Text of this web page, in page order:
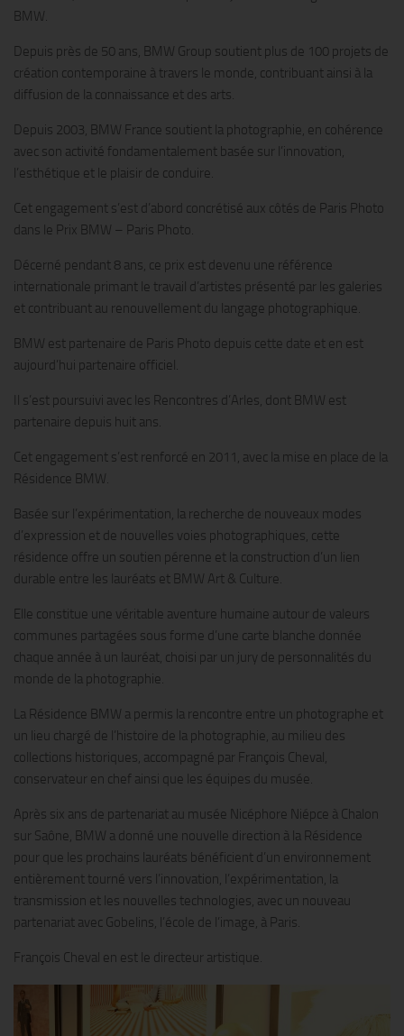
BMW.
Depuis près de 50 ans, BMW Group soutient plus de 100 projets de
création contemporaine à travers le monde, contribuant ainsi à la
diffusion de la connaissance et des arts.
Depuis 2003, BMW France soutient la photographie, en cohérence
avec son activité fondamentalement basée sur l’innovation,
l’esthétique et le plaisir de conduire.
Cet engagement s’est d’abord concrétisé aux côtés de Paris Photo
dans le Prix BMW – Paris Photo.
Décerné pendant 8 ans, ce prix est devenu une référence
internationale primant le travail d’artistes présenté par les galeries
et contribuant au renouvellement du langage photographique.
BMW est partenaire de Paris Photo depuis cette date et en est
aujourd’hui partenaire officiel.
Il s’est poursuivi avec les Rencontres d’Arles, dont BMW est
partenaire depuis huit ans.
Cet engagement s’est renforcé en 2011, avec la mise en place de la
Résidence BMW.
Basée sur l’expérimentation, la recherche de nouveaux modes
d’expression et de nouvelles voies photographiques, cette
résidence offre un soutien pérenne et la construction d’un lien
durable entre les lauréats et BMW Art & Culture.
Elle constitue une véritable aventure humaine autour de valeurs
communes partagées sous forme d’une carte blanche donnée
chaque année à un lauréat, choisi par un jury de personnalités du
monde de la photographie.
La Résidence BMW a permis la rencontre entre un photographe et
un lieu chargé de l’histoire de la photographie, au milieu des
collections historiques, accompagné par François Cheval,
conservateur en chef ainsi que les équipes du musée.
Après six ans de partenariat au musée Nicéphore Niépce à Chalon
sur Saône, BMW a donné une nouvelle direction à la Résidence
pour que les prochains lauréats bénéficient d’un environnement
entièrement tourné vers l’innovation, l’expérimentation, la
transmission et les nouvelles technologies, avec un nouveau
partenariat avec Gobelins, l’école de l’image, à Paris.
François Cheval en est le directeur artistique.